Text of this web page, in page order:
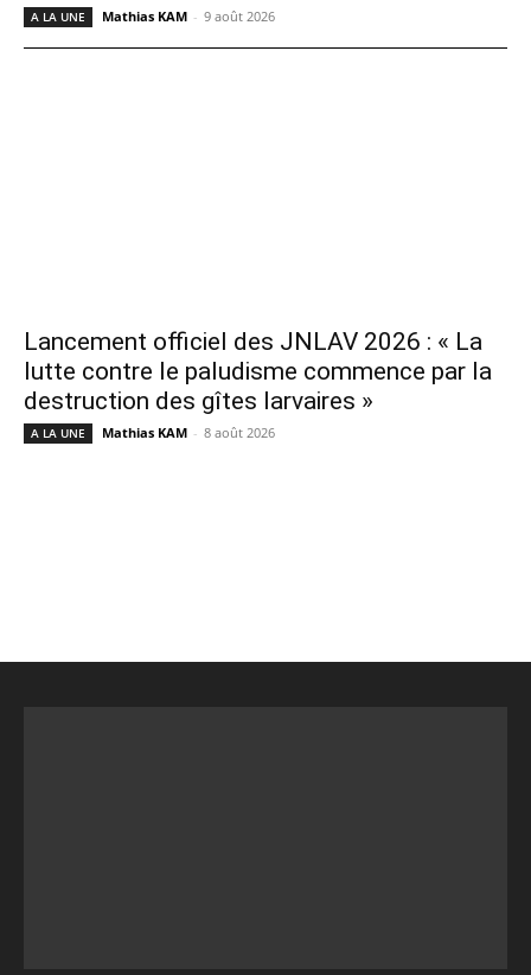
A LA UNE Mathias KAM - 9 août 2026
Lancement officiel des JNLAV 2026 : « La
lutte contre le paludisme commence par la
destruction des gîtes larvaires »
A LA UNE Mathias KAM - 8 août 2026